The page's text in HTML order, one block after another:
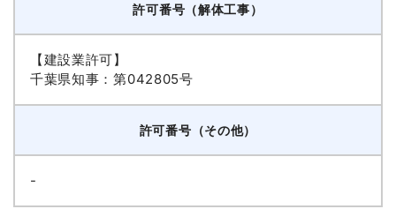
許可番号（解体工事）
【建設業許可】
千葉県知事：第042805号
許可番号（その他）
-